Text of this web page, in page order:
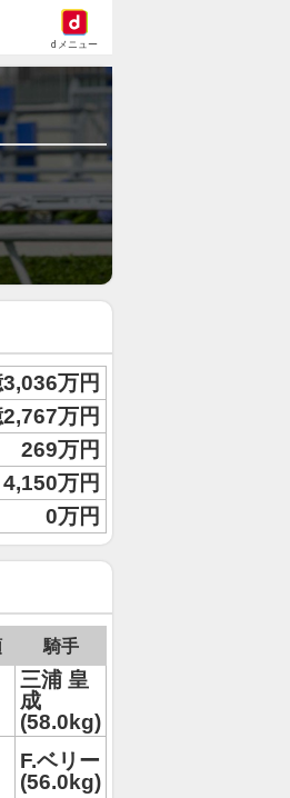
dメニュー
万円
万円
269万円
4,150万円
0万円
騎手
三浦 皇
成
(58.0kg)
F.ベリー
(56.0kg)